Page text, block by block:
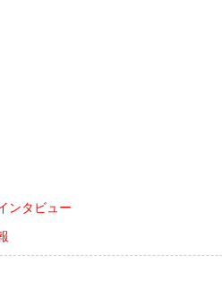
ンタビュー